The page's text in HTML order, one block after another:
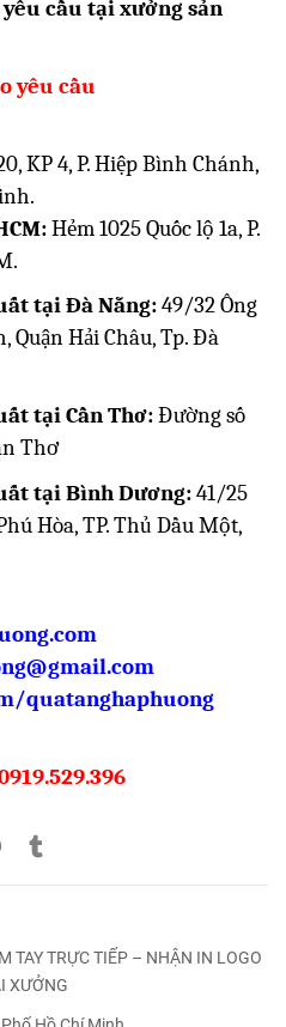
cầu tại xưởng sản
yêu cầu
KP 4, P. Hiệp Bình Chánh,
Hẻm 1025 Quốc lộ 1a, P.
tại Đà Nẵng:49/32 Ông
Hải Châu, Tp. Đà
tại Cần Thơ:Đường số
Thơ
tại Bình Dương:41/25
Hòa, TP. Thủ Dầu Một,
quatanghaphuong
TAY TRỰC TIẾP – NHẬN IN LOGO
XƯỞNG